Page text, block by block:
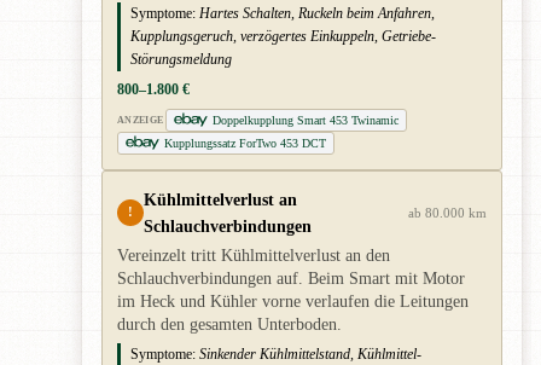
Symptome: Hartes Schalten, Ruckeln beim Anfahren,
Kupplungsgeruch, verzögertes Einkuppeln, Getriebe-
Störungsmeldung
800–1.800 €
ANZEIGE
Doppelkupplung Smart 453 Twinamic
Kupplungssatz ForTwo 453 DCT
!
Kühlmittelverlust an
Schlauchverbindungen
ab 80.000 km
Vereinzelt tritt Kühlmittelverlust an den
Schlauchverbindungen auf. Beim Smart mit Motor
im Heck und Kühler vorne verlaufen die Leitungen
durch den gesamten Unterboden.
Symptome: Sinkender Kühlmittelstand, Kühlmittel-